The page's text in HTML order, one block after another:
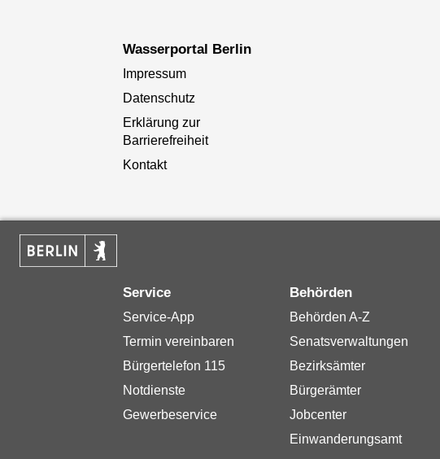
Wasserportal Berlin
Impressum
Datenschutz
Erklärung zur
Barrierefreiheit
Kontakt
Service
Service-App
Termin vereinbaren
Bürgertelefon 115
Notdienste
Gewerbeservice
Behörden
Behörden A-Z
Senatsverwaltungen
Bezirksämter
Bürgerämter
Jobcenter
Einwanderungsamt